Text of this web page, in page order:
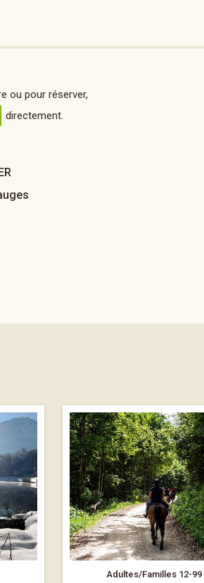
ou pour réserver,
directement.
Adultes/Familles 12-99